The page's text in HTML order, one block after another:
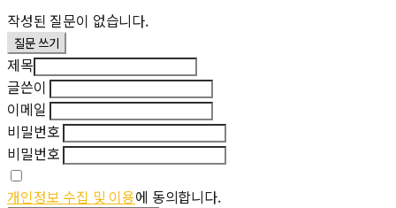
작성된 질문이 없습니다.
질문 쓰기
제목
글쓴이
이메일
비밀번호
비밀번호
개인정보 수집 및 이용에 동의합니다.